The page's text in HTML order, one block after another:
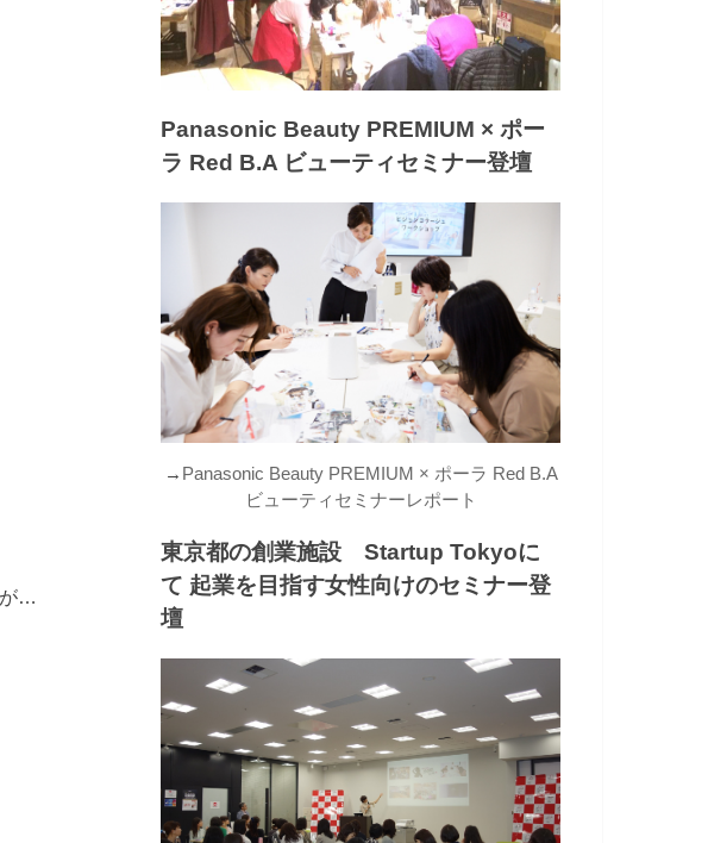
が…
Panasonic Beauty PREMIUM × ポー
ラ Red B.A ビューティセミナー登壇
→ Panasonic Beauty PREMIUM × ポーラ Red B.A
ビューティセミナーレポート
東京都の創業施設 Startup Tokyoに
て 起業を目指す女性向けのセミナー登
壇